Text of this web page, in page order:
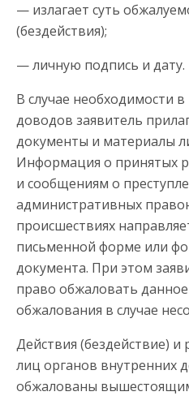
— излагает суть
(бездействия);
— личную подпись и дату.
В случае необходимости
доводов заявитель
документы и материалы
Информация о принятых
и сообщениям о
административных
происшествиях
письменной форме или
документа. При этом
право обжаловать
обжалования в случае
Действия (бездействие)
лиц органов внутренних
обжалованы